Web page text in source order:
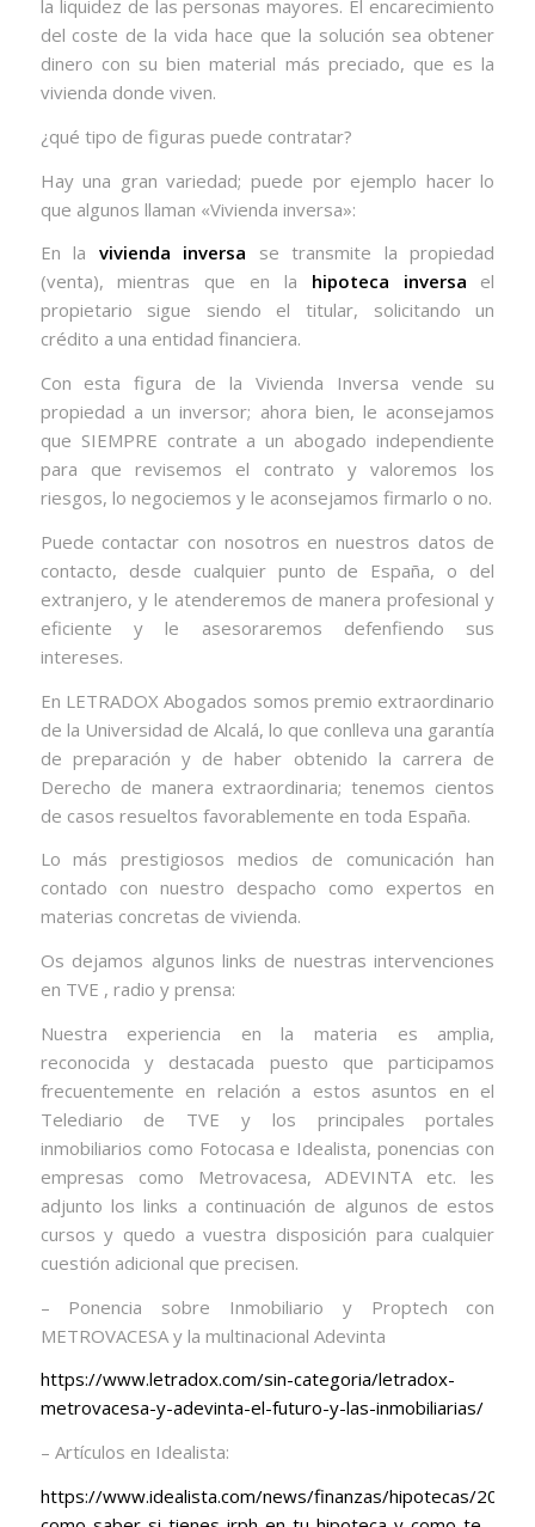
la liquidez de las personas mayores. El encarecimiento
del coste de la vida hace que la solución sea obtener
dinero con su bien material más preciado, que es la
vivienda donde viven.
¿qué tipo de figuras puede contratar?
Hay una gran variedad; puede por ejemplo hacer lo
que algunos llaman «Vivienda inversa»:
En la vivienda inversa se transmite la propiedad
(venta), mientras que en la hipoteca inversa el
propietario sigue siendo el titular, solicitando un
crédito a una entidad financiera.
Con esta figura de la Vivienda Inversa vende su
propiedad a un inversor; ahora bien, le aconsejamos
que SIEMPRE contrate a un abogado independiente
para que revisemos el contrato y valoremos los
riesgos, lo negociemos y le aconsejamos firmarlo o no.
Puede contactar con nosotros en nuestros datos de
contacto, desde cualquier punto de España, o del
extranjero, y le atenderemos de manera profesional y
eficiente y le asesoraremos defenfiendo sus
intereses.
En LETRADOX Abogados somos premio extraordinario
de la Universidad de Alcalá, lo que conlleva una garantía
de preparación y de haber obtenido la carrera de
Derecho de manera extraordinaria; tenemos cientos
de casos resueltos favorablemente en toda España.
Lo más prestigiosos medios de comunicación han
contado con nuestro despacho como expertos en
materias concretas de vivienda.
Os dejamos algunos links de nuestras intervenciones
en TVE , radio y prensa:
Nuestra experiencia en la materia es amplia,
reconocida y destacada puesto que participamos
frecuentemente en relación a estos asuntos en el
Telediario de TVE y los principales portales
inmobiliarios como Fotocasa e Idealista, ponencias con
empresas como Metrovacesa, ADEVINTA etc. les
adjunto los links a continuación de algunos de estos
cursos y quedo a vuestra disposición para cualquier
cuestión adicional que precisen.
– Ponencia sobre Inmobiliario y Proptech con
METROVACESA y la multinacional Adevinta
https://www.letradox.com/sin-categoria/letradox-
metrovacesa-y-adevinta-el-futuro-y-las-inmobiliarias/
– Artículos en Idealista:
https://www.idealista.com/news/finanzas/hipotecas/